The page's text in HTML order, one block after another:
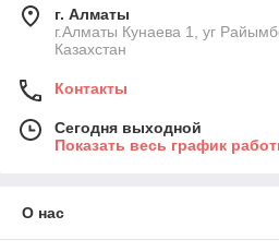
г. Алматы
г.Алматы Кунаева 1, уг
Казахстан
Контакты
Сегодня выходной
Показать весь график
О нас